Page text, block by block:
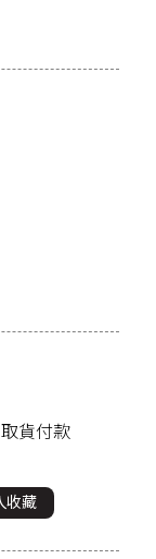
貨付款
收藏